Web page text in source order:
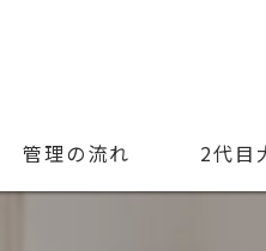
管理の流れ 2代目